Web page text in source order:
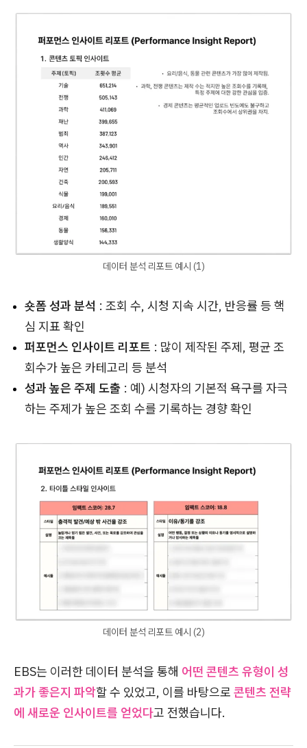
데이터 분석 리포트 예시 (1)
숏폼 성과 분석 : 조회 수, 시청 지속 시간, 반응률 등 핵
심 지표 확인
퍼포먼스 인사이트 리포트 : 많이 제작된 주제, 평균 조
회수가 높은 카테고리 등 분석
성과 높은 주제 도출 : 예) 시청자의 기본적 욕구를 자극
하는 주제가 높은 조회 수를 기록하는 경향 확인
데이터 분석 리포트 예시 (2)
EBS는 이러한 데이터 분석을 통해 어떤 콘텐츠 유형이 성
과가 좋은지 파악할 수 있었고, 이를 바탕으로 콘텐츠 전략
에 새로운 인사이트를 얻었다고 전했습니다.